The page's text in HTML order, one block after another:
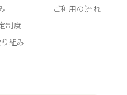
制度
組み
ご利用の流れ